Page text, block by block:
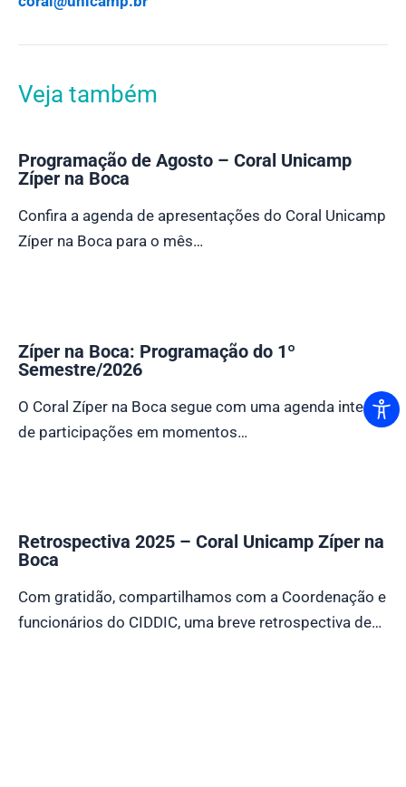
Veja também
Programação de Agosto – Coral Unicamp
Zíper na Boca
Confira a agenda de apresentações do Coral Unicamp
Zíper na Boca para o mês…
Zíper na Boca: Programação do 1º
Semestre/2026
O Coral Zíper na Boca segue com uma agenda intensa
de participações em momentos…
Retrospectiva 2025 – Coral Unicamp Zíper na
Boca
Com gratidão, compartilhamos com a Coordenação e
funcionários do CIDDIC, uma breve retrospectiva de…